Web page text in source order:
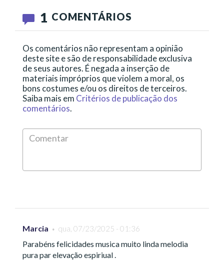
1 COMENTÁRIOS
Os comentários não representam a opinião
deste site e são de responsabilidade exclusiva
de seus autores. É negada a inserção de
materiais impróprios que violem a moral, os
bons costumes e/ou os direitos de terceiros.
Saiba mais em Critérios de publicação dos
comentários.
Marcia qua, 07/23/2025 - 01:36
Parabéns felicidades musica muito linda melodia
pura par elevação espiriual .